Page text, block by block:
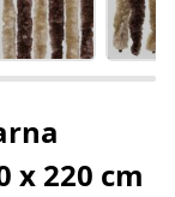
x 220 cm